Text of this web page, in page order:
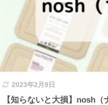
2023年2月9日
【知らないと大損】nosh